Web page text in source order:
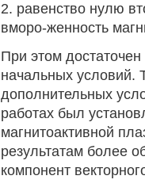
2. равенство нулю
вморо-женность
При этом
начальных условий.
дополнительных
работах был
магнитоактивной
результатам более
компонент